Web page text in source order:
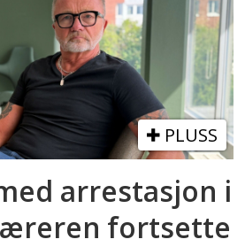
PLUSS
arrestasjon i
fortsette